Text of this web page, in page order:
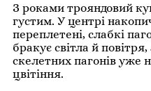
З роками трояндовий
густим. У центрі
переплетені, слабкі
бракує світла й
скелетних пагонів уже
цвітіння.